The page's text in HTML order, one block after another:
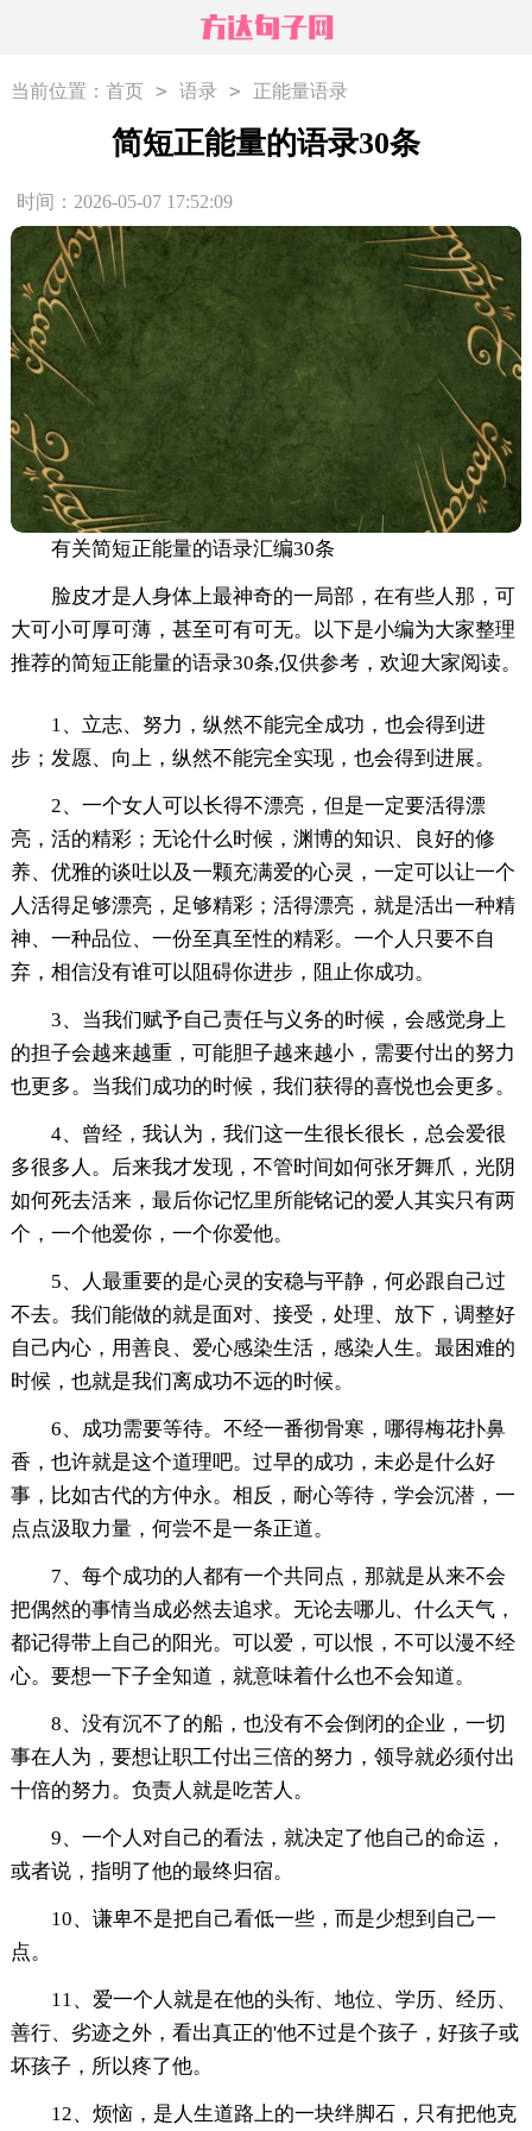
当前位置： 首页 > 语录 > 正能量语录
简短正能量的语录30条
时间：2026-05-07 17:52:09
有关简短正能量的语录汇编30条
脸皮才是人身体上最神奇的一局部，在有些人那，可
大可小可厚可薄，甚至可有可无。以下是小编为大家整理
推荐的简短正能量的语录30条,仅供参考，欢迎大家阅读。
1、立志、努力，纵然不能完全成功，也会得到进
步；发愿、向上，纵然不能完全实现，也会得到进展。
2、一个女人可以长得不漂亮，但是一定要活得漂
亮，活的精彩；无论什么时候，渊博的知识、良好的修
养、优雅的谈吐以及一颗充满爱的心灵，一定可以让一个
人活得足够漂亮，足够精彩；活得漂亮，就是活出一种精
神、一种品位、一份至真至性的精彩。一个人只要不自
弃，相信没有谁可以阻碍你进步，阻止你成功。
3、当我们赋予自己责任与义务的时候，会感觉身上
的担子会越来越重，可能胆子越来越小，需要付出的努力
也更多。当我们成功的时候，我们获得的喜悦也会更多。
4、曾经，我认为，我们这一生很长很长，总会爱很
多很多人。后来我才发现，不管时间如何张牙舞爪，光阴
如何死去活来，最后你记忆里所能铭记的爱人其实只有两
个，一个他爱你，一个你爱他。
5、人最重要的是心灵的安稳与平静，何必跟自己过
不去。我们能做的就是面对、接受，处理、放下，调整好
自己内心，用善良、爱心感染生活，感染人生。最困难的
时候，也就是我们离成功不远的时候。
6、成功需要等待。不经一番彻骨寒，哪得梅花扑鼻
香，也许就是这个道理吧。过早的成功，未必是什么好
事，比如古代的方仲永。相反，耐心等待，学会沉潜，一
点点汲取力量，何尝不是一条正道。
7、每个成功的人都有一个共同点，那就是从来不会
把偶然的事情当成必然去追求。无论去哪儿、什么天气，
都记得带上自己的阳光。可以爱，可以恨，不可以漫不经
心。要想一下子全知道，就意味着什么也不会知道。
8、没有沉不了的船，也没有不会倒闭的企业，一切
事在人为，要想让职工付出三倍的努力，领导就必须付出
十倍的努力。负责人就是吃苦人。
9、一个人对自己的看法，就决定了他自己的命运，
或者说，指明了他的最终归宿。
10、谦卑不是把自己看低一些，而是少想到自己一
点。
11、爱一个人就是在他的头衔、地位、学历、经历、
善行、劣迹之外，看出真正的'他不过是个孩子，好孩子或
坏孩子，所以疼了他。
12、烦恼，是人生道路上的一块绊脚石，只有把他克